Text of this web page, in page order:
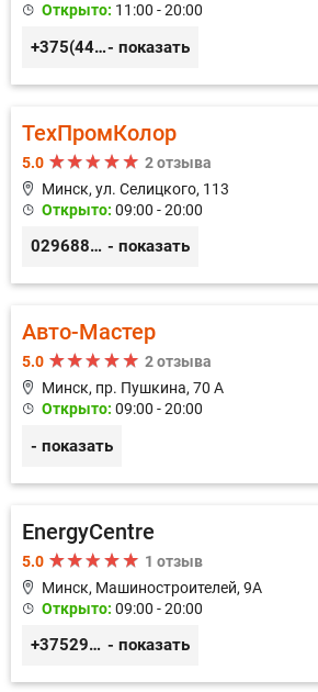
Открыто: 11:00 - 20:00
+375(44) 559-27-77- показать
ТехПромКолор
5.0
2 отзыва
Минск, ул. Селицкого, 113
Открыто: 09:00 - 20:00
0296889898 - показать
Авто-Мастер
5.0
2 отзыва
Минск, пр. Пушкина, 70 А
Открыто: 09:00 - 20:00
- показать
EnergyCentre
5.0
1 отзыв
Минск, Машиностроителей, 9A
Открыто: 09:00 - 20:00
+375293857117 - показать